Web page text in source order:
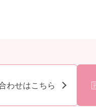
わせはこちら